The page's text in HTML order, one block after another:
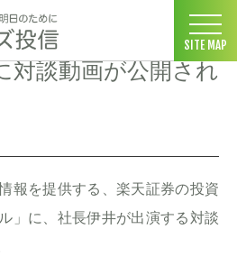
SITE MAP
ィア掲載 「トウシル」に対談動画が公
対談動画が公開され
報を提供する、楽天証券の投資
」に、社長伊井が出演する対談